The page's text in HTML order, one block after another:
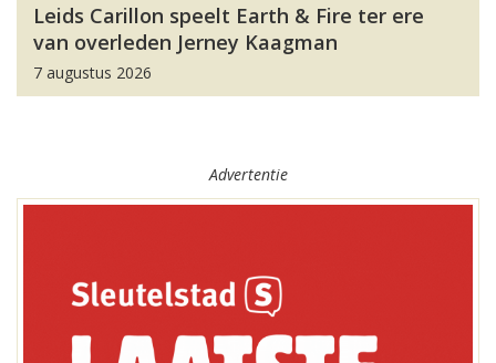
Leids Carillon speelt Earth & Fire ter ere
van overleden Jerney Kaagman
7 augustus 2026
Advertentie